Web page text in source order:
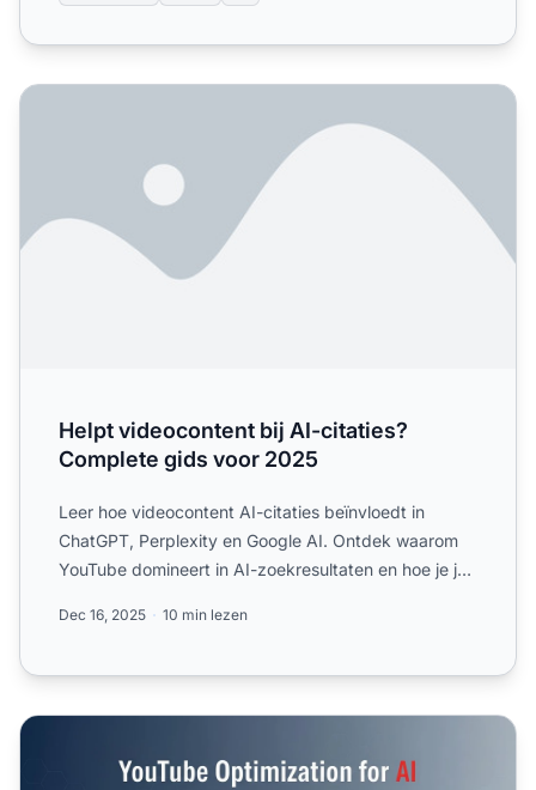
Helpt videocontent bij AI-citaties? Complete gids voor
Helpt videocontent bij AI-citaties?
Complete gids voor 2025
Leer hoe videocontent AI-citaties beïnvloedt in
ChatGPT, Perplexity en Google AI. Ontdek waarom
YouTube domineert in AI-zoekresultaten en hoe je je
Dec 16, 2025 10 min lezen
YouTube-optimalisatie voor AI: Hoe videotrancripten